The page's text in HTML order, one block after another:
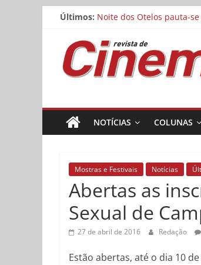
Pular
conteúdo
Últimos: Noite dos Otelos pauta-
Estão abertas as
Concurso Cine.Ema abre
Matheus Nachtergaele e
Revista
de
Cinema
NOTÍCIAS COLUNAS
Mostras e Festivais Notícias
Abertas as
Sexual de
27 de abril de 2016 Redação
Estão abertas, até o dia 10